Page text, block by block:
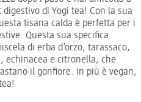
di Yogi tea! Con la sua
tisana calda è perfetta per i
Questa sua specifica
di erba d’orzo, tarassaco,
echinacea e citronella, che
il gonfiore. In più è vegan,